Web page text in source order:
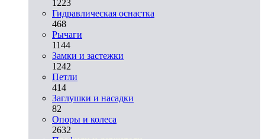
1223
Гидравлическая оснастка
468
Рычаги
1144
Замки и застежки
1242
Петли
414
Заглушки и насадки
82
Опоры и колеса
2632